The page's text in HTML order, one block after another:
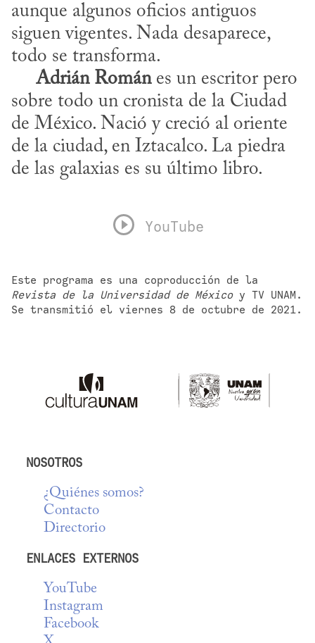
aunque algunos oficios antiguos
siguen vigentes. Nada desaparece,
todo se transforma.
Adrián Román es un escritor pero
sobre todo un cronista de la Ciudad
de México. Nació y creció al oriente
de la ciudad, en Iztacalco. La piedra
de las galaxias es su último libro.
YouTube
Revista de la Universidad de México y TV UNAM.
Se transmitió el viernes 8 de octubre de 2021.
NOSOTROS
¿Quiénes somos?
Contacto
Directorio
ENLACES EXTERNOS
YouTube
Instagram
Facebook